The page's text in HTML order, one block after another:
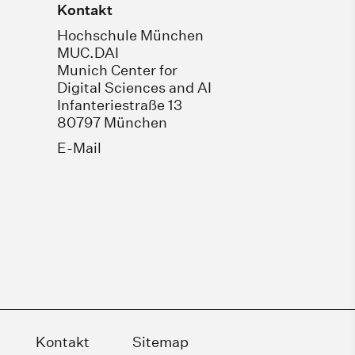
Kontakt
Hochschule München
MUC.DAI
Munich Center for
Digital Sciences and AI
Infanteriestraße 13
80797 München
E-Mail
Kontakt Sitemap